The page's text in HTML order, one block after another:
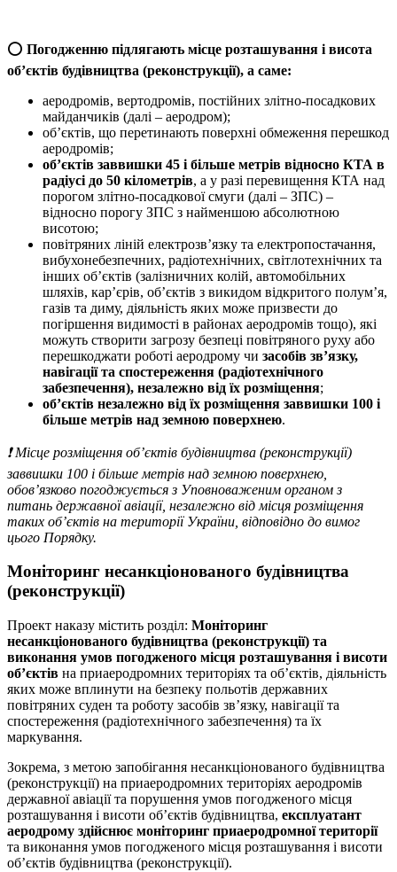
⭕️ Погодженню підлягають місце розташування і висота
об’єктів будівництва (реконструкції), а саме:
аеродромів, вертодромів, постійних злітно-посадкових
майданчиків (далі – аеродром);
об’єктів, що перетинають поверхні обмеження перешкод
аеродромів;
об’єктів заввишки 45 і більше метрів відносно КТА в
радіусі до 50 кілометрів, а у разі перевищення КТА над
порогом злітно-посадкової смуги (далі – ЗПС) –
відносно порогу ЗПС з найменшою абсолютною
висотою;
повітряних ліній електрозв’язку та електропостачання,
вибухонебезпечних, радіотехнічних, світлотехнічних та
інших об’єктів (залізничних колій, автомобільних
шляхів, кар’єрів, об’єктів з викидом відкритого полум’я,
газів та диму, діяльність яких може призвести до
погіршення видимості в районах аеродромів тощо), які
можуть створити загрозу безпеці повітряного руху або
перешкоджати роботі аеродрому чи засобів зв’язку,
навігації та спостереження (радіотехнічного
забезпечення), незалежно від їх розміщення;
об’єктів незалежно від їх розміщення заввишки 100 і
більше метрів над земною поверхнею.
❗️ Місце розміщення об’єктів будівництва (реконструкції)
заввишки 100 і більше метрів над земною поверхнею,
обов’язково погоджується з Уповноваженим органом з
питань державної авіації, незалежно від місця розміщення
таких об’єктів на території України, відповідно до вимог
цього Порядку.
Моніторинг несанкціонованого будівництва
(реконструкції)
Проект наказу містить розділ: Моніторинг
несанкціонованого будівництва (реконструкції) та
виконання умов погодженого місця розташування і висоти
об’єктів на приаеродромних територіях та об’єктів, діяльність
яких може вплинути на безпеку польотів державних
повітряних суден та роботу засобів зв’язку, навігації та
спостереження (радіотехнічного забезпечення) та їх
маркування.
Зокрема, з метою запобігання несанкціонованого будівництва
(реконструкції) на приаеродромних територіях аеродромів
державної авіації та порушення умов погодженого місця
розташування і висоти об’єктів будівництва, експлуатант
аеродрому здійснює моніторинг приаеродромної території
та виконання умов погодженого місця розташування і висоти
об’єктів будівництва (реконструкції).